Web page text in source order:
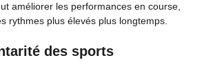
améliorer les performances en course,
rythmes plus élevés plus longtemps.
des sports